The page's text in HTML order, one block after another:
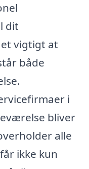
dit
vigtigt at
både
i
bliver
alle
ikke kun